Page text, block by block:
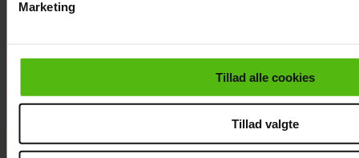
cookiepolitik.
Marketing
Tillad alle cookies
Tillad valgte